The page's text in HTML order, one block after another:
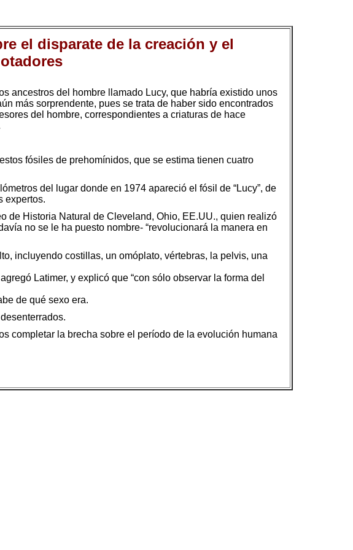
el disparate de la creación y el
ancestros del hombre llamado Lucy, que habría existido unos
más sorprendente, pues se trata de haber sido encontrados
del hombre, correspondientes a criaturas de hace
fósiles de prehomínidos, que se estima tienen cuatro
del lugar donde en 1974 apareció el fósil de “Lucy”, de
expertos.
de Historia Natural de Cleveland, Ohio, EE.UU., quien realizó
no se le ha puesto nombre- “revolucionará la manera en
incluyendo costillas, un omóplato, vértebras, la pelvis, una
Latimer, y explicó que “con sólo observar la forma del
de qué sexo era.
completar la brecha sobre el período de la evolución humana